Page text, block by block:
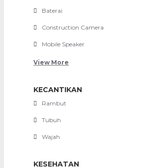
Baterai
Construction Camera
Mobile Speaker
View More
KECANTIKAN
Rambut
Tubuh
Wajah
KESEHATAN